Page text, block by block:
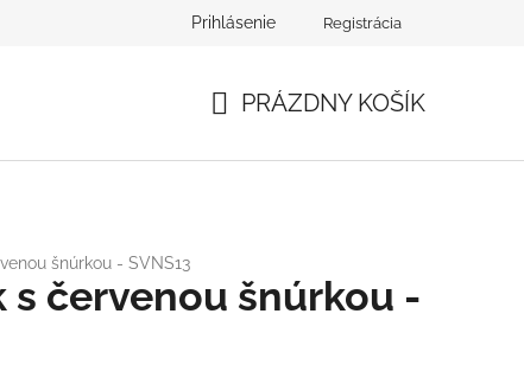
Prihlásenie Registrácia
PRÁZDNY KOŠÍK
šnúrkou - SVNS13
červenou šnúrkou -